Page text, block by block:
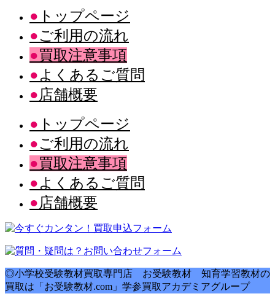
トップページ
ご利用の流れ
買取注意事項
よくあるご質問
店舗概要
トップページ
ご利用の流れ
買取注意事項
よくあるご質問
店舗概要
◎小学校受験教材買取専門店 お受験教材 知育学習教材の
買取は「お受験教材.com」学参買取アカデミアグループ